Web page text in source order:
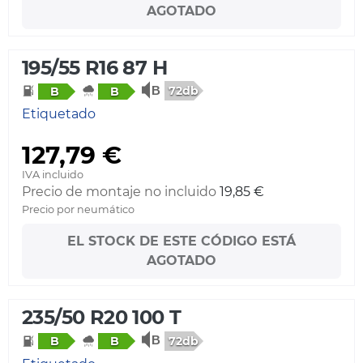
AGOTADO
195/55 R16 87 H
B B 72db
Etiquetado
127,79 €
IVA incluido
Precio de montaje no incluido 19,85 €
Precio por neumático
EL STOCK DE ESTE CÓDIGO ESTÁ
AGOTADO
235/50 R20 100 T
B B 72db